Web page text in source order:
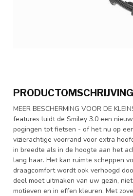
PRODUCTOMSCHRIJVING
MEER BESCHERMING VOOR DE
features luidt de Smiley 3.0 een
pogingen tot fietsen - of het nu op
vizierachtige voorrand voor extra
in breedte als in de hoogte aan het
lang haar. Het kan ruimte scheppen
draagcomfort wordt ook verhoogd
deel moet uitmaken van uw gezin,
motieven en in effen kleuren. Met